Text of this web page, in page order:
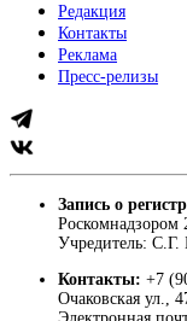
Редакция
Контакты
Реклама
Пресс-релизы
Запись о
Роскомнадзором
Учредитель: С.Г.
Контакты: +7
Очаковская ул.,